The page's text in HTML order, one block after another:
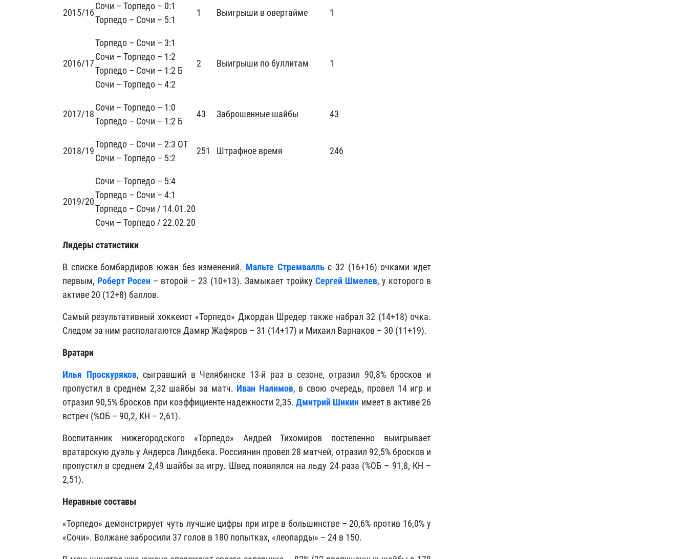
2015/16
Сочи – Торпедо – 0:1
Торпедо – Сочи – 5:1
1 Выигрыши в овертайме 1
2016/17
Торпедо – Сочи – 3:1
Сочи – Торпедо – 1:2
Торпедо – Сочи – 1:2 Б
Сочи – Торпедо – 4:2
2 Выигрыши по буллитам 1
2017/18
Сочи – Торпедо – 1:0
Торпедо – Сочи – 1:2 Б
43 Заброшенные шайбы 43
2018/19
Торпедо – Сочи – 2:3 ОТ
Сочи – Торпедо – 5:2
251 Штрафное время 246
2019/20
Сочи – Торпедо – 5:4
Торпедо – Сочи – 4:1
Торпедо – Сочи / 14.01.20
Сочи – Торпедо / 22.02.20
Лидеры статистики
В списке бомбардиров южан без изменений. Мальте Стремвалльс 32 (16+16) очками идет
первым, Роберт Росен – второй – 23 (10+13). Замыкает тройку Сергей Шмелев, у которого в
активе 20 (12+8) баллов.
Самый результативный хоккеист «Торпедо» Джордан Шредер также набрал 32 (14+18) очка.
Следом за ним располагаются Дамир Жафяров – 31 (14+17) и Михаил Варнаков – 30 (11+19).
Вратари
Илья Проскуряков, сыгравший в Челябинске 13-й раз в сезоне, отразил 90,8% бросков и
пропустил в среднем 2,32 шайбы за матч. Иван Налимов, в свою очередь, провел 14 игр и
отразил 90,5% бросков при коэффициенте надежности 2,35.Дмитрий Шикин имеет в активе 26
встреч (%ОБ – 90,2, КН – 2,61).
Воспитанник нижегородского «Торпедо» Андрей Тихомиров постепенно выигрывает
вратарскую дуэль у Андерса Линдбека. Россиянин провел 28 матчей, отразил 92,5% бросков и
пропустил в среднем 2,49 шайбы за игру. Швед появлялся на льду 24 раза (%ОБ – 91,8, КН –
2,51).
Неравные составы
«Торпедо» демонстрирует чуть лучшие цифры при игре в большинстве – 20,6% против 16,0% у
«Сочи». Волжане забросили 37 голов в 180 попытках, «леопарды» – 24 в 150.